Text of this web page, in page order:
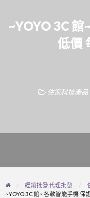
~YOYO 3C
低價
住家科技產品
經銷批發,代理批發
~YOYO 3C 館~ 各款智能手機 保